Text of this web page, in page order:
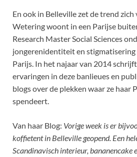
En ook in Belleville zet de trend zich
Wetering woont in een Parijse
Research Master Social Sciences
jongerenidentiteit en stigmatisering
Parijs. In het najaar van 2014
ervaringen in deze banlieues en
blogs over de plekken waar ze haar
spendeert.
Van haar Blog: Vorige week is er
koffietent in Belleville geopend. Een
Scandinavisch interieur, bananencake